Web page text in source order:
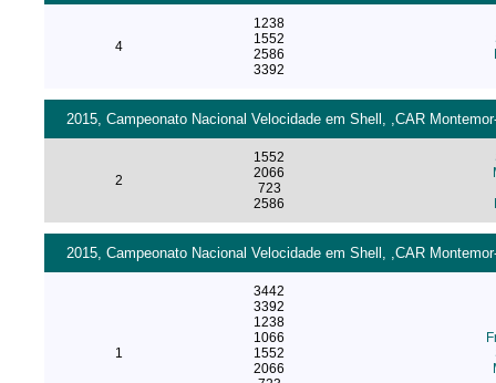
4
1238
1552
2586
3392
2015, Campeonato Nacional Velocidade em Shell, ,CAR
2
1552
2066
723
2586
2015, Campeonato Nacional Velocidade em Shell, ,CAR
1
3442
3392
1238
1066
1552
2066